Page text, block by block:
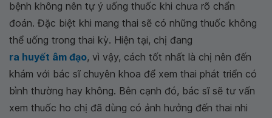
bệnh không nên tự ý uống thuốc khi chưa rõ chẩn
đoán. Đặc biệt khi mang thai sẽ có những thuốc không
thể uống trong thai kỳ. Hiện tại, chị đang
ra huyết âm đạo, vì vậy, cách tốt nhất là chị nên đến
khám với bác sĩ chuyên khoa để xem thai phát triển có
bình thường hay không. Bên cạnh đó, bác sĩ sẽ tư vấn
xem thuốc ho chị đã dùng có ảnh hưởng đến thai nhi